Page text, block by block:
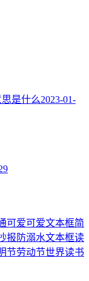
是什么2023-01-
可爱可爱文本框简
报 防溺水文本框读
节劳动节世界读书